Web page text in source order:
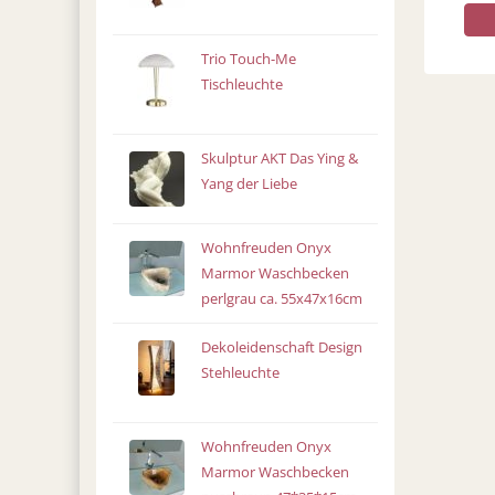
Trio Touch-Me
Tischleuchte
Skulptur AKT Das Ying &
Yang der Liebe
Wohnfreuden Onyx
Marmor Waschbecken
perlgrau ca. 55x47x16cm
Dekoleidenschaft Design
Stehleuchte
Wohnfreuden Onyx
Marmor Waschbecken